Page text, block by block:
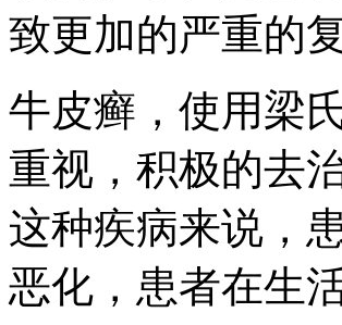
致更加的严重的
牛皮癣，使用梁
重视，积极的去
这种疾病来说，
恶化，患者在生